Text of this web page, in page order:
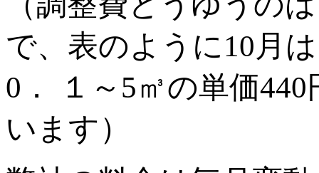
で、表のように10月
0． １～5㎥の単価
います）